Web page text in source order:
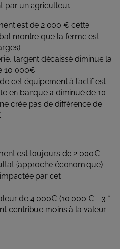
par un agriculteur.
est de 2 000 € cette
montre que la ferme est
l’argent décaissé diminue la
10 000€.
cet équipement à l’actif est
en banque a diminué de 10
crée pas de différence de
est toujours de 2 000€
(approche économique)
impactée par cet
de 4 000€ (10 000 € - 3 *
contribue moins à la valeur